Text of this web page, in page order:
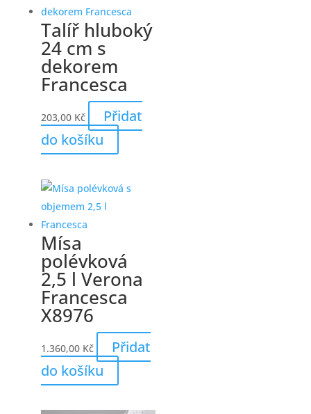
Talíř hluboký
24 cm s
dekorem
Francesca
203,00 Kč
Přidat
do košíku
Mísa
polévková
2,5 l Verona
Francesca
X8976
1.360,00 Kč
Přidat
do košíku